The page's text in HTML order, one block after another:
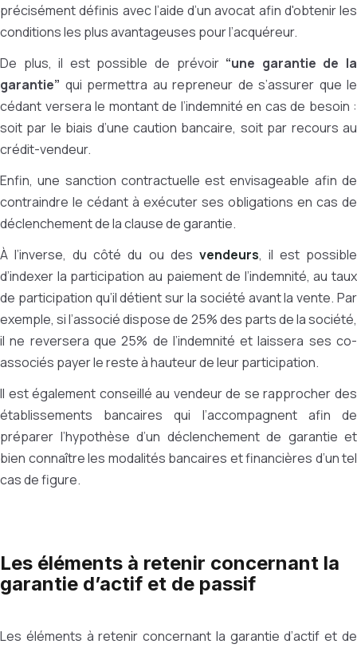
précisément définis avec l’aide d’un avocat afin d'obtenir les
conditions les plus avantageuses pour l’acquéreur.
De plus, il est possible de prévoir“une garantie de la
garantie” qui permettra au repreneur de s’assurer que le
cédant versera le montant de l’indemnité en cas de besoin :
soit par le biais d’une caution bancaire, soit par recours au
crédit-vendeur.
Enfin, une sanction contractuelle est envisageable afin de
contraindre le cédant à exécuter ses obligations en cas de
déclenchement de la clause de garantie.
À l’inverse, du côté du ou des vendeurs, il est possible
d’indexer la participation au paiement de l’indemnité, au taux
de participation qu’il détient sur la société avant la vente. Par
exemple, si l’associé dispose de 25% des parts de la société,
il ne reversera que 25% de l’indemnité et laissera ses co-
associés payer le reste à hauteur de leur participation.
Il est également conseillé au vendeur de se rapprocher des
établissements bancaires qui l’accompagnent afin de
préparer l’hypothèse d’un déclenchement de garantie et
bien connaître les modalités bancaires et financières d’un tel
cas de figure.
Les éléments à retenir concernant la
garantie d’actif et de passif
Les éléments à retenir concernant la garantie d’actif et de